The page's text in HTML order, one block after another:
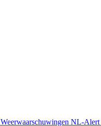
Weerwaarschuwingen NL-Alert